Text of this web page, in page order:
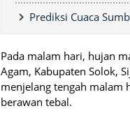
Prediksi Cuaca
Pada malam hari, hujan
Agam, Kabupaten Solok,
menjelang tengah malam
berawan tebal.